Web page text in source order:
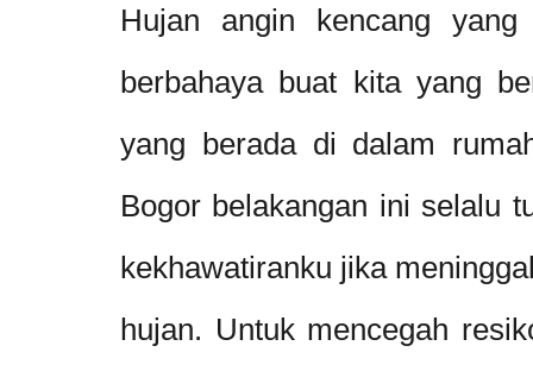
Hujan angin kencang
berbahaya buat kita yang
yang berada di dalam
Bogor belakangan ini selalu
kekhawatiranku jika
hujan. Untuk mencegah